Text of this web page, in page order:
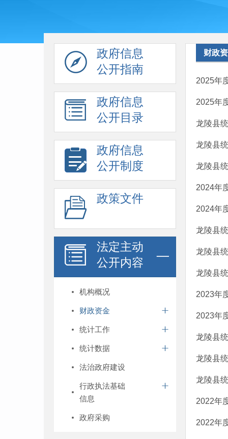
政府信息
公开指南
政府信息
公开目录
政府信息
公开制度
政策文件
法定主动
公开内容
机构概况
财政资金
统计工作
统计数据
法治政府建设
行政执法基础
信息
政府采购
财政
2025年
2025年
龙陵县
龙陵县
龙陵县
2024年
2024年
龙陵县
龙陵县
龙陵县
2023年
2023年
龙陵县
龙陵县
龙陵县
2022年
2022年